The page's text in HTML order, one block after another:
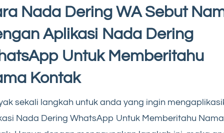
Nada Dering WA Sebut
Aplikasi Nada Dering
Untuk Memberitahu
Kontak
sekali langkah untuk anda yang ingin
Nada Dering WhatsApp Untuk Memberitahu Nama